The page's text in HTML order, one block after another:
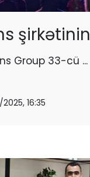
Group 33-cü ...
2025, 16:35